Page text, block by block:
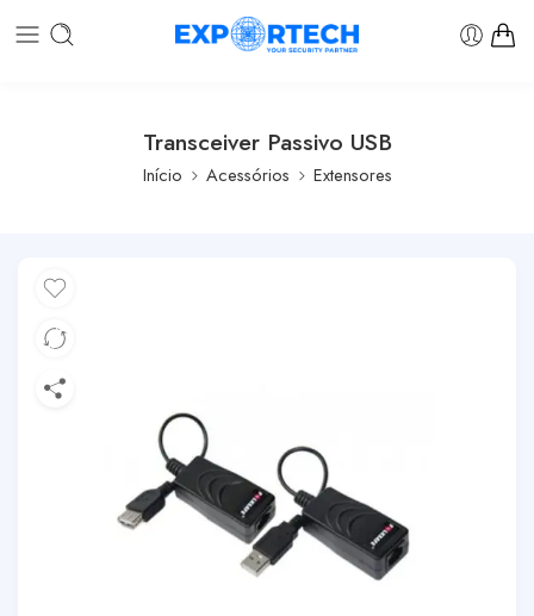
Transceiver Passivo USB
Início Acessórios Extensores